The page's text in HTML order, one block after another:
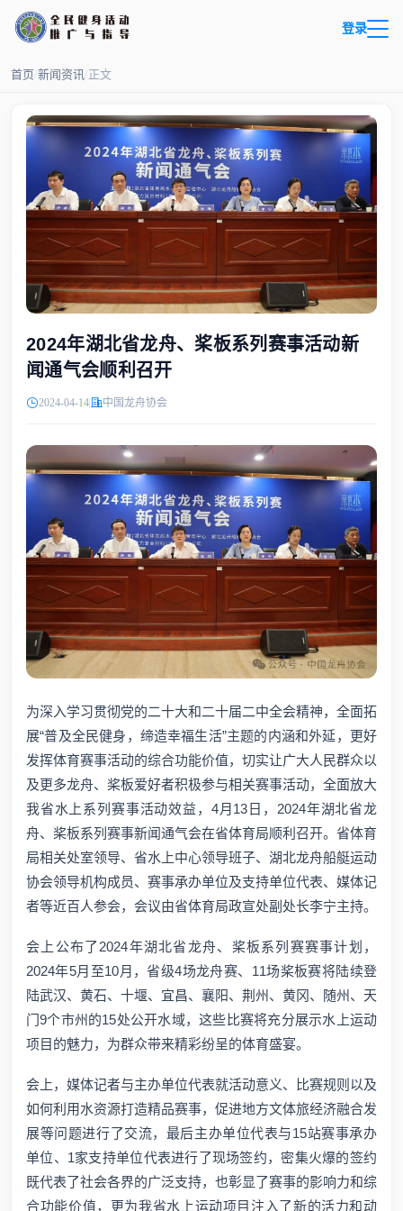
登录
首页/新闻资讯/正文
2024年湖北省龙舟、桨板系列赛事活动新
闻通气会顺利召开
2024-04-14 中国龙舟协会
为深入学习贯彻党的二十大和二十届二中全会精神，全面拓
展“普及全民健身，缔造幸福生活”主题的内涵和外延，更好
发挥体育赛事活动的综合功能价值，切实让广大人民群众以
及更多龙舟、桨板爱好者积极参与相关赛事活动，全面放大
我省水上系列赛事活动效益，4月13日，2024年湖北省龙
舟、桨板系列赛事新闻通气会在省体育局顺利召开。省体育
局相关处室领导、省水上中心领导班子、湖北龙舟船艇运动
协会领导机构成员、赛事承办单位及支持单位代表、媒体记
者等近百人参会，会议由省体育局政宣处副处长李宁主持。
会上公布了2024年湖北省龙舟、桨板系列赛赛事计划，
2024年5月至10月，省级4场龙舟赛、11场桨板赛将陆续登
陆武汉、黄石、十堰、宜昌、襄阳、荆州、黄冈、随州、天
门9个市州的15处公开水域，这些比赛将充分展示水上运动
项目的魅力，为群众带来精彩纷呈的体育盛宴。
会上，媒体记者与主办单位代表就活动意义、比赛规则以及
如何利用水资源打造精品赛事，促进地方文体旅经济融合发
展等问题进行了交流，最后主办单位代表与15站赛事承办
单位、1家支持单位代表进行了现场签约，密集火爆的签约
既代表了社会各界的广泛支持，也彰显了赛事的影响力和综
合功能价值，更为我省水上运动项目注入了新的活力和动